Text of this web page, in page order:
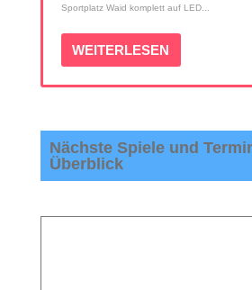
Sportplatz Waid komplett auf LED...
WEITERLESEN
Nächste Spiele und
Überblick